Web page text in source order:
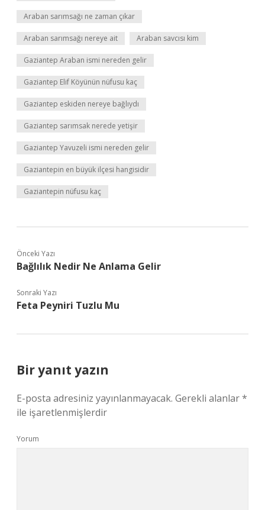
Araban sarımsağı ne zaman çıkar
Araban sarımsağı nereye ait Araban savcısı kim
Gaziantep Araban ismi nereden gelir
Gaziantep Elif Köyünün nüfusu kaç
Gaziantep eskiden nereye bağlıydı
Gaziantep sarımsak nerede yetişir
Gaziantep Yavuzeli ismi nereden gelir
Gaziantepin en büyük ilçesi hangisidir
Gaziantepin nüfusu kaç
Önceki Yazı
Bağlılık Nedir Ne Anlama Gelir
Sonraki Yazı
Feta Peyniri Tuzlu Mu
Bir yanıt yazın
E-posta adresiniz yayınlanmayacak. Gerekli alanlar*
ile işaretlenmişlerdir
Yorum